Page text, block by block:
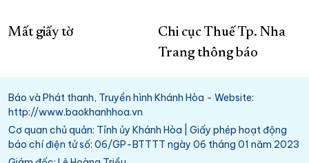
Mất giấy tờ
Chi cục Thuế Tp. Nha
Trang thông báo
Báo và Phát thanh, Truyền hình Khánh Hòa - Website:
http://www.baokhanhhoa.vn
Cơ quan chủ quản: Tỉnh ủy Khánh Hòa | Giấy phép hoạt động
báo chí điện tử số: 06/GP-BTTTT ngày 06 tháng 01 năm 2023